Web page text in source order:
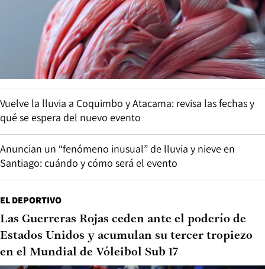
Vuelve la lluvia a Coquimbo y Atacama: revisa las fechas y
qué se espera del nuevo evento
Anuncian un “fenómeno inusual” de lluvia y nieve en
Santiago: cuándo y cómo será el evento
EL DEPORTIVO
Las Guerreras Rojas ceden ante el poderío de
Estados Unidos y acumulan su tercer tropiezo
en el Mundial de Vóleibol Sub 17